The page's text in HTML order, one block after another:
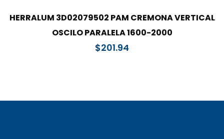
HERRALUM 3D02079502 PAM CREMONA VERTICAL
OSCILO PARALELA 1600-2000
$201.94